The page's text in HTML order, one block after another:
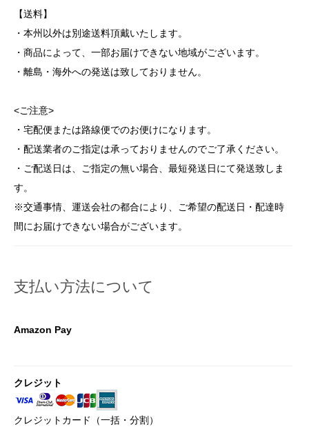
【送料】
・本州以外は別途送料頂戴いたします。
・商品によって、一部お届けできない地域がございます。
・離島・海外への発送は致しておりません。
<ご注意>
・宅配便または路線便でのお便けになります。
・配送業者のご指定は承っておりませんのでご了承ください。
・ご配送日は、ご指定の無い場合、最短発送日にて発送致しま
す。
※交通事情、運送会社の都合により、ご希望の配送日・配達時
間にお届けできない場合がございます。
支払い方法について
Amazon Pay
クレジット
クレジットカード（一括・分割）